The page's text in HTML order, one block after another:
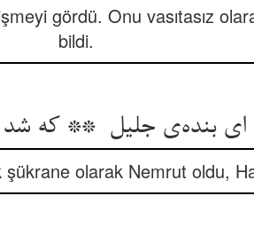
gördü. Onu vasıtasız
bildi.
şükrane olarak Nemrut oldu,